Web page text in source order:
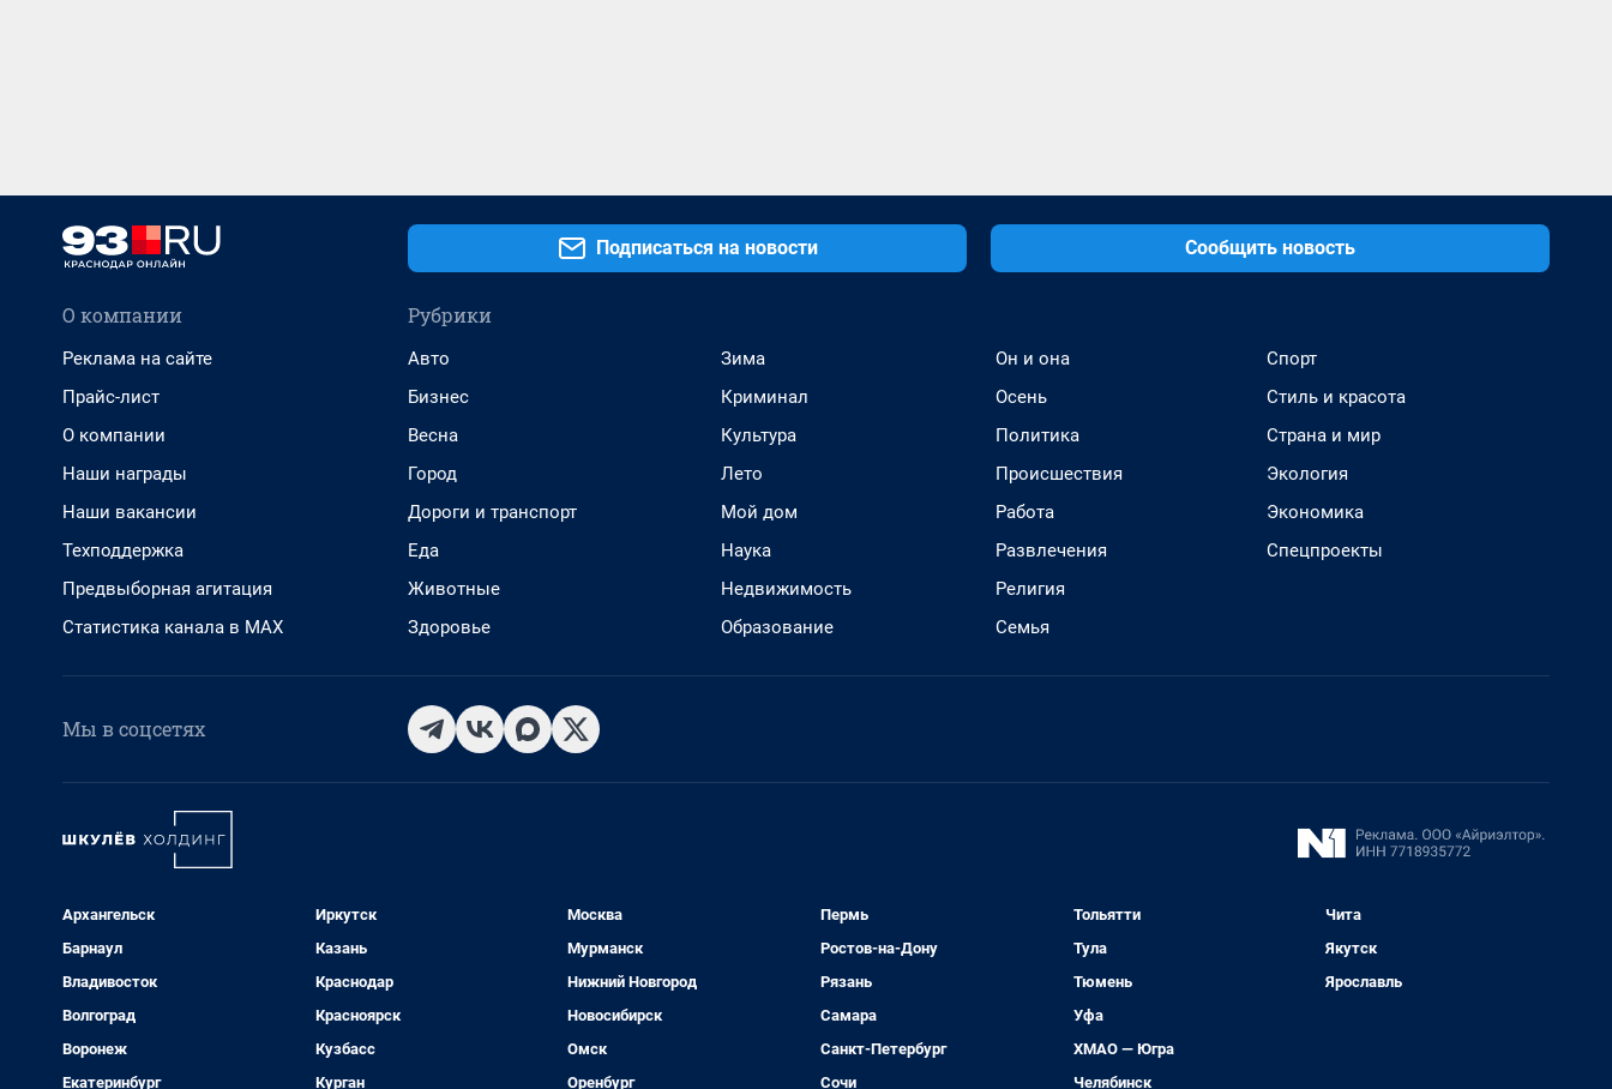
Подписаться на новости Сообщить новость
О компании
Реклама на сайте
Прайс-лист
О компании
Наши награды
Наши вакансии
Техподдержка
Предвыборная агитация
Статистика канала в MAX
Рубрики
Авто
Бизнес
Весна
Город
Дороги и транспорт
Еда
Животные
Здоровье
Зима
Криминал
Культура
Лето
Мой дом
Наука
Недвижимость
Образование
Он и она
Осень
Политика
Происшествия
Работа
Развлечения
Религия
Семья
Спорт
Стиль и красота
Страна и мир
Экология
Экономика
Спецпроекты
Мы в соцсетях
Архангельск
Барнаул
Владивосток
Волгоград
Воронеж
Екатеринбург
Иркутск
Казань
Краснодар
Красноярск
Кузбасс
Курган
Москва
Мурманск
Нижний Новгород
Новосибирск
Омск
Оренбург
Пермь
Ростов-на-Дону
Рязань
Самара
Санкт-Петербург
Сочи
Тольятти
Тула
Тюмень
Уфа
ХМАО — Югра
Челябинск
Чита
Якутск
Ярославль